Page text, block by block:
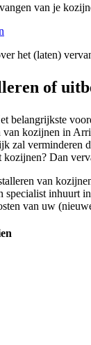
van je
het (laten)
of
belangrijkste
kozijnen in
zal verminderen
Dan
van
specialist
van uw